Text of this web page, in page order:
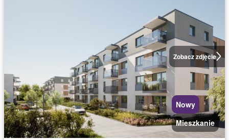
Zobacz zdjęcie
Nowy
Mieszkanie